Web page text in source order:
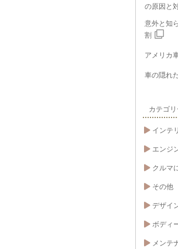
の原因と
意外と知
割
アメリカ
車の隠れ
カテゴリ
インテ
エンジ
クルマ
その他
デザイ
ボディ
メンテ